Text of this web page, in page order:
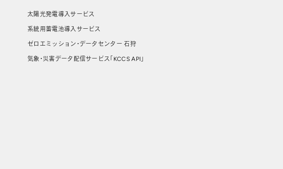
太陽光発電導入サービス
系統用蓄電池導入サービス
ゼロエミッション・データセンター 石狩
気象・災害データ配信サービス「KCCS API」